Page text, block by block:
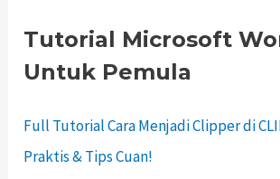
Tutorial Microsoft
Untuk Pemula
Full Tutorial Cara Menjadi Clipper di
Praktis & Tips Cuan!